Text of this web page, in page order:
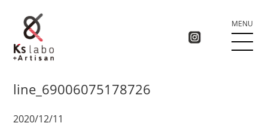
MENU
line_69006075178726
2020/12/11